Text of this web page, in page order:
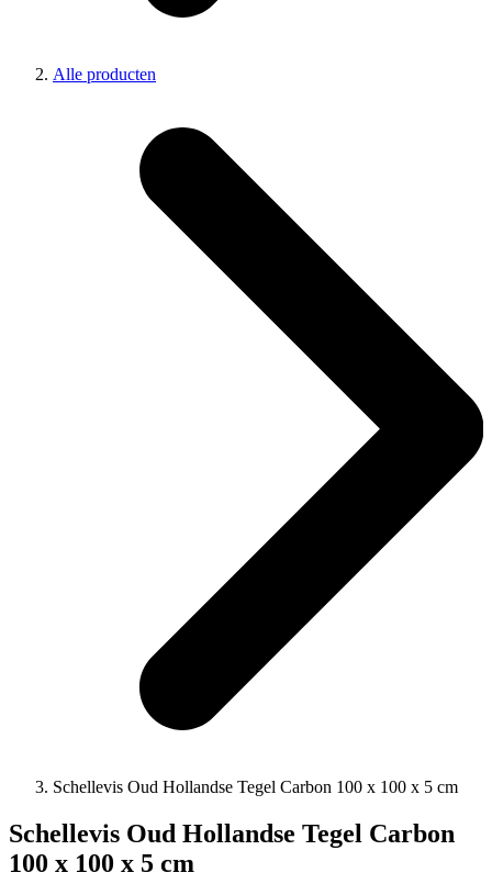
Alle producten
Schellevis Oud Hollandse Tegel Carbon 100 x 100 x 5 cm
Schellevis Oud Hollandse Tegel Carbon
100 x 100 x 5 cm